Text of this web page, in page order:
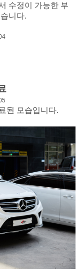
수정이 가능한 부
니다.
된 모습입니다.